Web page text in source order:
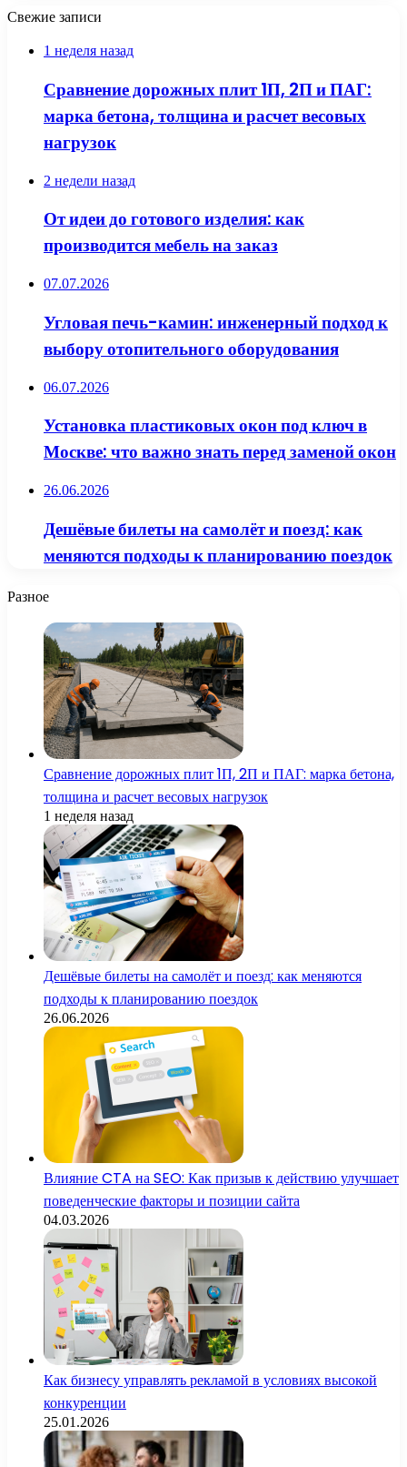
Свежие записи
1 неделя назад
Сравнение дорожных плит 1П, 2П и ПАГ:
марка бетона, толщина и расчет весовых
нагрузок
2 недели назад
От идеи до готового изделия: как
производится мебель на заказ
07.07.2026
Угловая печь-камин: инженерный подход к
выбору отопительного оборудования
06.07.2026
Установка пластиковых окон под ключ в
Москве: что важно знать перед заменой окон
26.06.2026
Дешёвые билеты на самолёт и поезд: как
меняются подходы к планированию поездок
Разное
Сравнение дорожных плит 1П, 2П и ПАГ: марка бетона,
толщина и расчет весовых нагрузок
1 неделя назад
Дешёвые билеты на самолёт и поезд: как меняются
подходы к планированию поездок
26.06.2026
Влияние CTA на SEO: Как призыв к действию улучшает
поведенческие факторы и позиции сайта
04.03.2026
Как бизнесу управлять рекламой в условиях высокой
конкуренции
25.01.2026